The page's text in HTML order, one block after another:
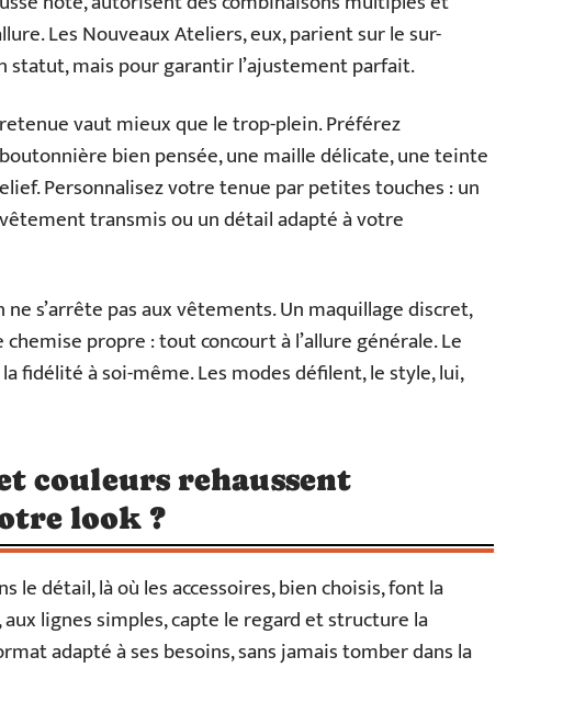
Les Nouveaux Ateliers, eux, parient sur le sur-
statut, mais pour garantir l’ajustement parfait.
vaut mieux que le trop-plein. Préférez
bien pensée, une maille délicate, une teinte
Personnalisez votre tenue par petites touches : un
transmis ou un détail adapté à votre
s’arrête pas aux vêtements. Un maquillage discret,
propre : tout concourt à l’allure générale. Le
fidélité à soi-même. Les modes défilent, le style, lui,
couleurs rehaussent
look ?
le détail, là où les accessoires, bien choisis, font la
lignes simples, capte le regard et structure la
adapté à ses besoins, sans jamais tomber dans la